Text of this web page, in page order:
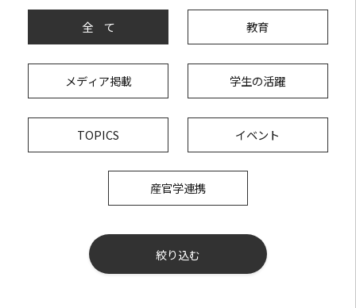
全 て 教育
メディア掲載 学生の活躍
TOPICS イベント
産官学連携
絞り込む